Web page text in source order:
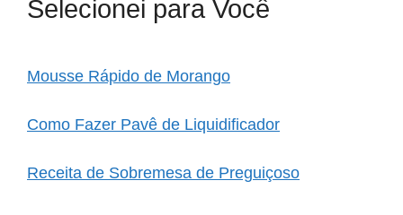
Selecionei para Você
Mousse Rápido de Morango
Como Fazer Pavê de Liquidificador
Receita de Sobremesa de Preguiçoso